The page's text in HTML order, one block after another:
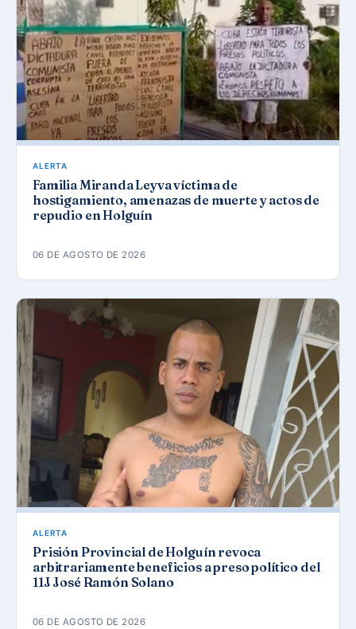
ALERTA
Familia Miranda Leyva víctima de
hostigamiento, amenazas de muerte y actos de
repudio en Holguín
06 DE AGOSTO DE 2026
ALERTA
Prisión Provincial de Holguín revoca
arbitrariamente beneficios a preso político del
11J José Ramón Solano
06 DE AGOSTO DE 2026